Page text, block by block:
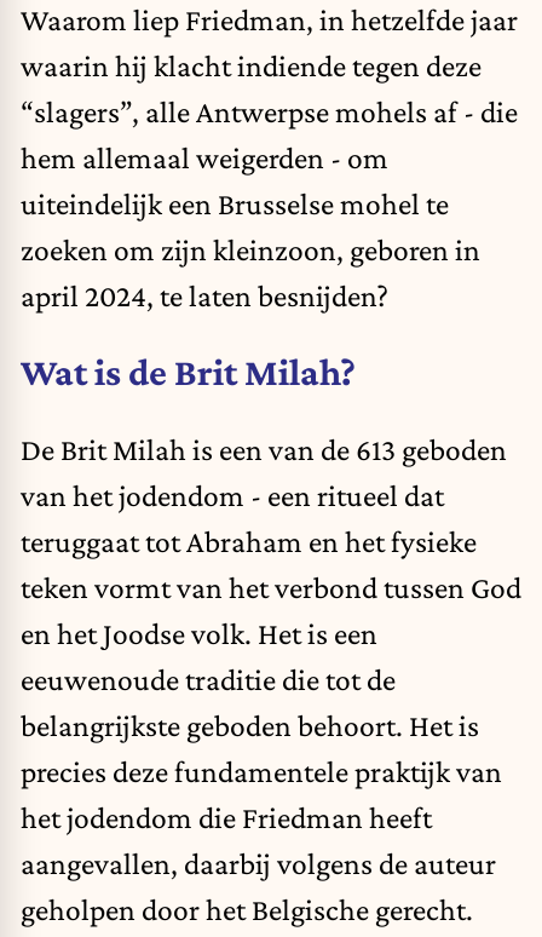
Waarom liep Friedman, in hetzelfde jaar
waarin hij klacht indiende tegen deze
“slagers”, alle Antwerpse mohels af - die
hem allemaal weigerden - om
uiteindelijk een Brusselse mohel te
zoeken om zijn kleinzoon, geboren in
april 2024, te laten besnijden?
Wat is de Brit Milah?
De Brit Milah is een van de 613 geboden
van het jodendom - een ritueel dat
teruggaat tot Abraham en het fysieke
teken vormt van het verbond tussen God
en het Joodse volk. Het is een
eeuwenoude traditie die tot de
belangrijkste geboden behoort. Het is
precies deze fundamentele praktijk van
het jodendom die Friedman heeft
aangevallen, daarbij volgens de auteur
geholpen door het Belgische gerecht.